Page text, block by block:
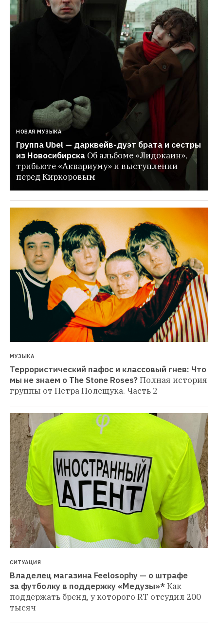
НОВАЯ МУЗЫКА
Группа Ubel — дарквейв-дуэт брата и сестры
из Новосибирска Об альбоме «Лидокаин»,
трибьюте «Аквариуму» и выступлении
перед Киркоровым
МУЗЫКА
Террористический пафос и классовый гнев: Что
мы не знаем о The Stone Roses?Полная история
группы от Петра Полещука. Часть 2
СИТУАЦИЯ
Владелец магазина Feelosophy — о штрафе
за футболку в поддержку «Медузы»*Как
поддержать бренд, у которого RT отсудил 200
тысяч